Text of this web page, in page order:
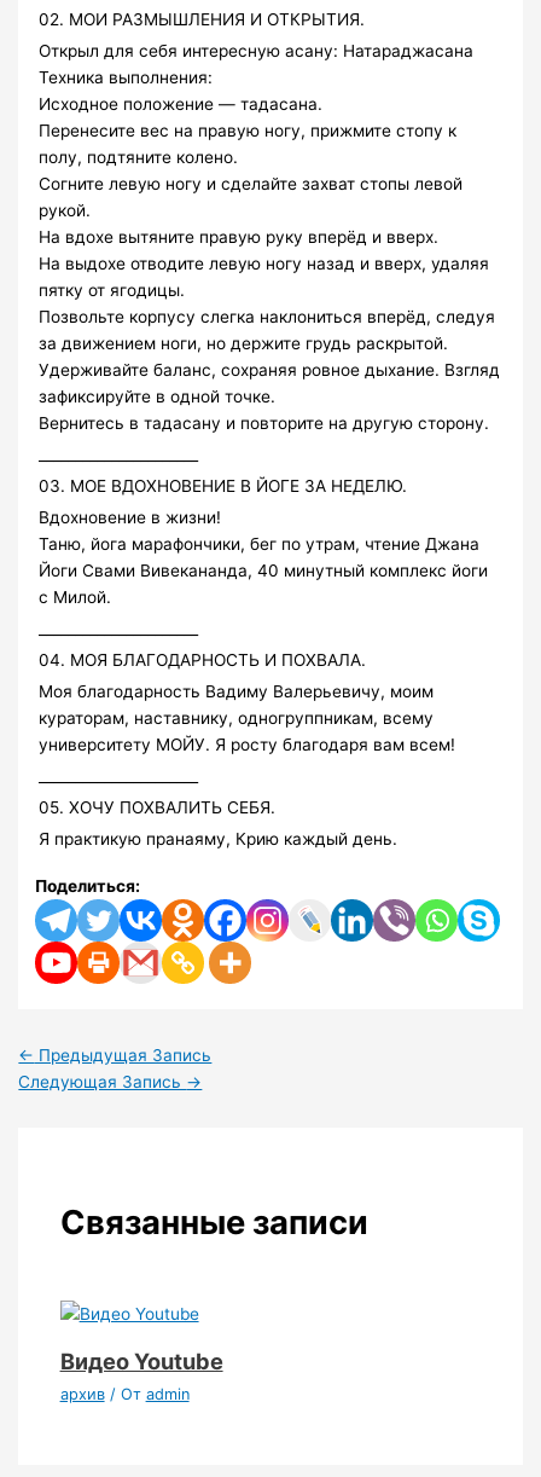
02. МОИ РАЗМЫШЛЕНИЯ И ОТКРЫТИЯ.
Открыл для себя интересную асану: Натараджасана
Техника выполнения:
Исходное положение — тадасана.
Перенесите вес на правую ногу, прижмите стопу к
полу, подтяните колено.
Согните левую ногу и сделайте захват стопы левой
рукой.
На вдохе вытяните правую руку вперёд и вверх.
На выдохе отводите левую ногу назад и вверх, удаляя
пятку от ягодицы.
Позвольте корпусу слегка наклониться вперёд, следуя
за движением ноги, но держите грудь раскрытой.
Удерживайте баланс, сохраняя ровное дыхание. Взгляд
зафиксируйте в одной точке.
Вернитесь в тадасану и повторите на другую сторону.
03. МОЕ ВДОХНОВЕНИЕ В ЙОГЕ ЗА НЕДЕЛЮ.
Вдохновение в жизни!
Таню, йога марафончики, бег по утрам, чтение Джана
Йоги Свами Вивекананда, 40 минутный комплекс йоги
с Милой.
04. МОЯ БЛАГОДАРНОСТЬ И ПОХВАЛА.
Моя благодарность Вадиму Валерьевичу, моим
кураторам, наставнику, одногруппникам, всему
университету МОЙУ. Я росту благодаря вам всем!
05. ХОЧУ ПОХВАЛИТЬ СЕБЯ.
Я практикую пранаяму, Крию каждый день.
Поделиться:
← Предыдущая Запись
Следующая Запись →
Связанные записи
Видео Youtube
архив/ От admin